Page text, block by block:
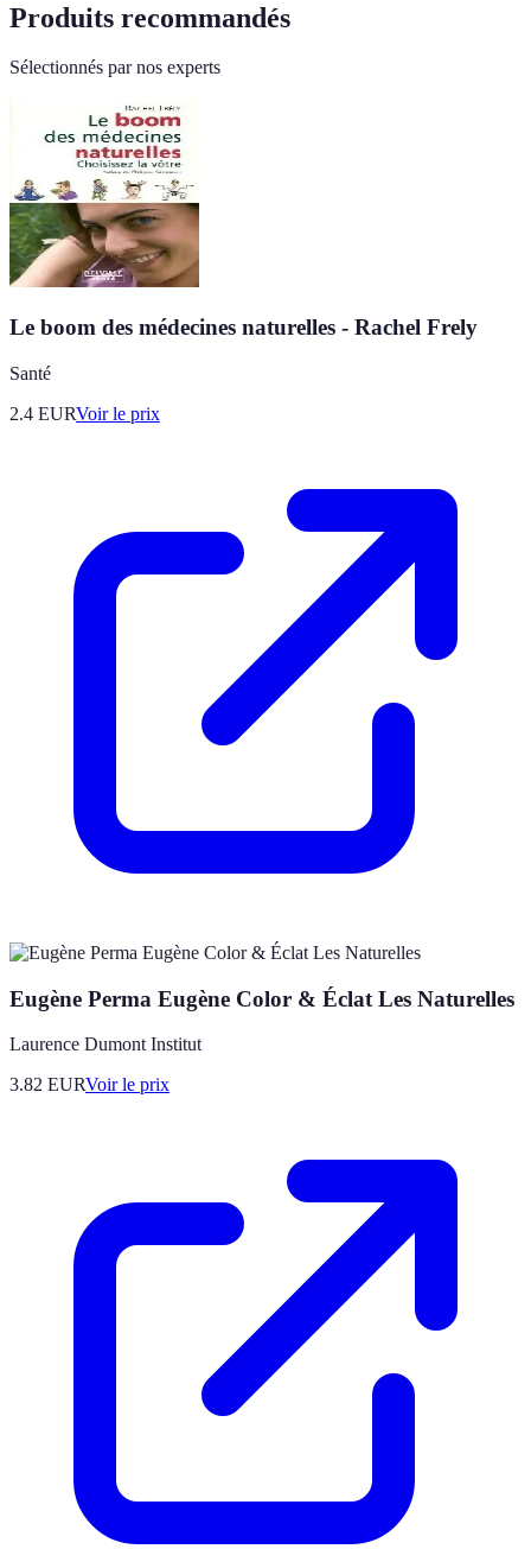
Produits recommandés
Sélectionnés par nos experts
Le boom des médecines naturelles - Rachel Frely
Santé
2.4 EURVoir le prix
Eugène Perma Eugène Color & Éclat Les Naturelles
Laurence Dumont Institut
3.82 EURVoir le prix